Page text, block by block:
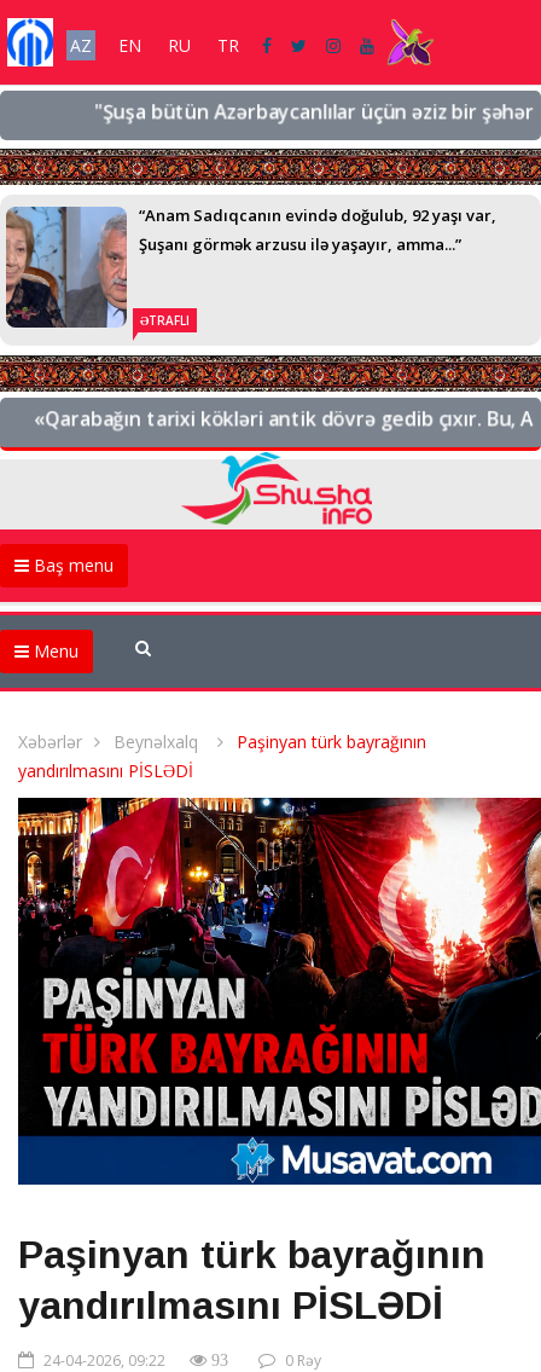
AZ EN RU TR
"Şuşa bütün Azərbaycanlılar üçün əziz bir
“Anam Sadıqcanın evində doğulub, 92 yaşı var,
Şuşanı görmək arzusu ilə yaşayır, amma...”
ƏTRAFLI
«Qarabağın tarixi kökləri antik dövrə gedib çıxır. Bu,
Baş menu
Menu
Xəbərlər Beynəlxalq
Paşinyan türk bayrağının
yandırılmasını PİSLƏDİ
Paşinyan türk bayrağının
yandırılmasını PİSLƏDİ
24-04-2026, 09:22 93 0 Rəy